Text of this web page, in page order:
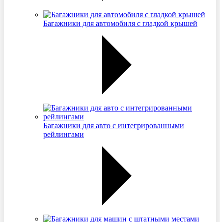
Багажники для автомобиля с гладкой крышей
Багажники для авто с интегрированными
рейлингами